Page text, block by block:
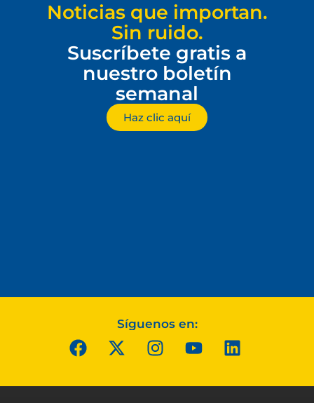
Noticias que importan.
Sin ruido.
Suscríbete gratis a
nuestro boletín
semanal
Haz clic aquí
Síguenos en: